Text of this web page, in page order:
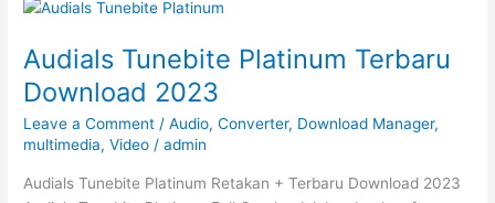
3.25.2.8382
Serial
Key
2023
Audials Tunebite Platinum​​ Terbaru
Download 2023
Leave a Comment /Audio,Converter, Download Manager,
multimedia,Video /admin
Audials Tunebite Platinum​​ Retakan + Terbaru Download 2023